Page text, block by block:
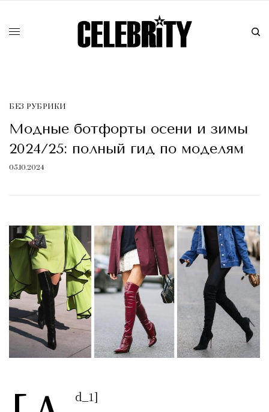
БЕЗ РУБРИКИ
Модные ботфорты осени и зимы
2024/25: полный гид по моделям
05.10.2024
d_1]